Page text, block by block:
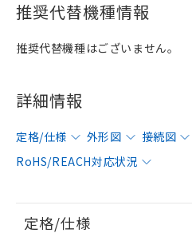
推奨代替機種情報
推奨代替機種はございません。
詳細情報
定格/仕様 外形図 接続図
RoHS/REACH対応状況
定格/仕様